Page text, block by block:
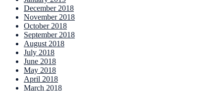
December 2018
November 2018
October 2018
September 2018
August 2018
July 2018
June 2018
May 2018
April 2018
March 2018